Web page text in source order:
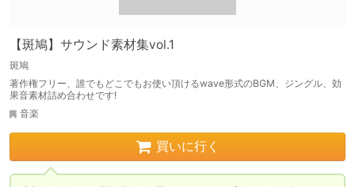
【斑鳩】サウンド素材集vol.1
斑鳩
著作権フリー、誰でもどこでもお使い頂けるwave形式のBGM、ジングル、効
果音素材詰め合わせです!
音楽
買いに行く